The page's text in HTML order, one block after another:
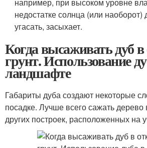
недостатке солнца (или наоборот)
угасать, засыхает.
Когда высаживать дуб
грунт. Использование
ландшафте
Габариты дуба создают некоторые
посадке. Лучше всего сажать
других построек, расположенных на